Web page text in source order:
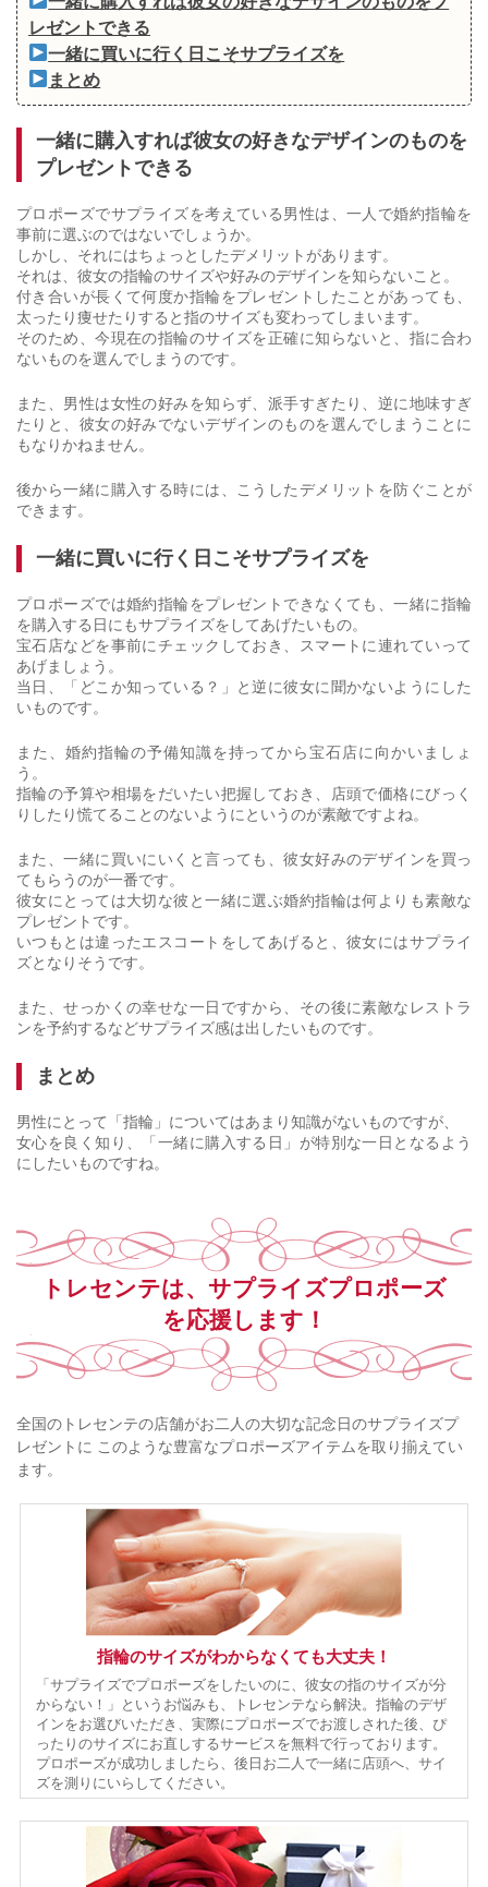
レゼントできる
一緒に買いに行く日こそサプライズを
まとめ
一緒に購入すれば彼女の好きなデザインのものを
プレゼントできる
プロポーズでサプライズを考えている男性は、一人で婚約指輪を
事前に選ぶのではないでしょうか。
しかし、それにはちょっとしたデメリットがあります。
それは、彼女の指輪のサイズや好みのデザインを知らないこと。
付き合いが長くて何度か指輪をプレゼントしたことがあっても、
太ったり痩せたりすると指のサイズも変わってしまいます。
そのため、今現在の指輪のサイズを正確に知らないと、指に合わ
ないものを選んでしまうのです。
また、男性は女性の好みを知らず、派手すぎたり、逆に地味すぎ
たりと、彼女の好みでないデザインのものを選んでしまうことに
もなりかねません。
後から一緒に購入する時には、こうしたデメリットを防ぐことが
できます。
一緒に買いに行く日こそサプライズを
プロポーズでは婚約指輪をプレゼントできなくても、一緒に指輪
を購入する日にもサプライズをしてあげたいもの。
宝石店などを事前にチェックしておき、スマートに連れていって
あげましょう。
当日、「どこか知っている？」と逆に彼女に聞かないようにした
いものです。
また、婚約指輪の予備知識を持ってから宝石店に向かいましょ
う。
指輪の予算や相場をだいたい把握しておき、店頭で価格にびっく
りしたり慌てることのないようにというのが素敵ですよね。
また、一緒に買いにいくと言っても、彼女好みのデザインを買っ
てもらうのが一番です。
彼女にとっては大切な彼と一緒に選ぶ婚約指輪は何よりも素敵な
プレゼントです。
いつもとは違ったエスコートをしてあげると、彼女にはサプライ
ズとなりそうです。
また、せっかくの幸せな一日ですから、その後に素敵なレストラ
ンを予約するなどサプライズ感は出したいものです。
まとめ
男性にとって「指輪」についてはあまり知識がないものですが、
女心を良く知り、「一緒に購入する日」が特別な一日となるよう
にしたいものですね。
トレセンテは、サプライズプロポーズ
を応援します！
全国のトレセンテの店舗がお二人の大切な記念日のサプライズプ
レゼントに このような豊富なプロポーズアイテムを取り揃えてい
ます。
指輪のサイズがわからなくても大丈夫！
「サプライズでプロポーズをしたいのに、彼女の指のサイズが分
からない！」というお悩みも、トレセンテなら解決。指輪のデザ
インをお選びいただき、実際にプロポーズでお渡しされた後、ぴ
ったりのサイズにお直しするサービスを無料で行っております。
プロポーズが成功しましたら、後日お二人で一緒に店頭へ、サイ
ズを測りにいらしてください。